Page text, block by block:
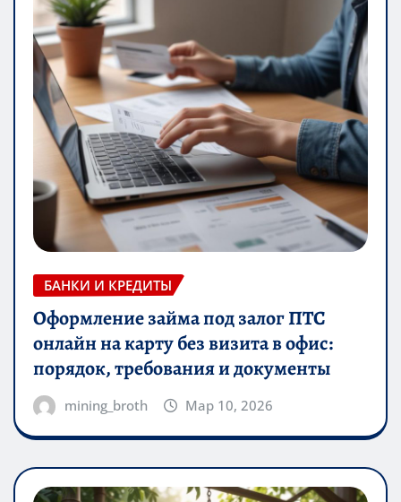
БАНКИ И КРЕДИТЫ
Оформление займа под залог ПТС
онлайн на карту без визита в офис:
порядок, требования и документы
mining_broth Мар 10, 2026